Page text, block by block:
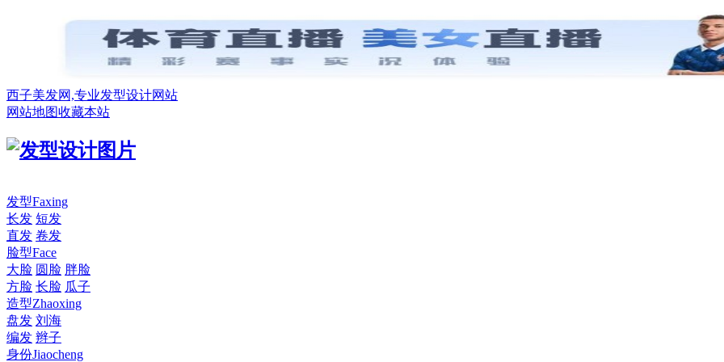
西子美发网,专业发型设计网站
网站地图收藏本站
发型Faxing
长发 短发
直发 卷发
脸型Face
大脸 圆脸 胖脸
方脸 长脸 瓜子
造型Zhaoxing
盘发 刘海
编发 辫子
身份Jiaocheng